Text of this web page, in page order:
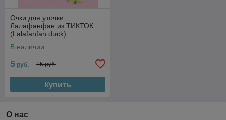
Очки для уточки
Лалафанфан из ТИКТОК
(Lalafanfan duck)
В наличии
5 руб. 15 руб.
Купить
О нас